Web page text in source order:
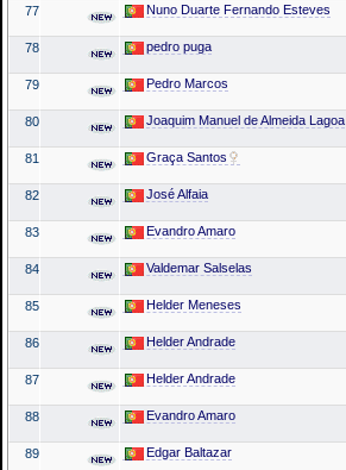
77 Nuno Duarte Fernando Esteves
78 pedro puga
79 Pedro Marcos
80 Joaquim Manuel de Almeida Lagoa
81 Graça Santos
82 José Alfaia
83 Evandro Amaro
84 Valdemar Salselas
85 Helder Meneses
86 Helder Andrade
87 Helder Andrade
88 Evandro Amaro
89 Edgar Baltazar